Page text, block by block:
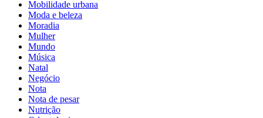
Mobilidade urbana
Moda e beleza
Moradia
Mulher
Mundo
Música
Natal
Negócio
Nota
Nota de pesar
Nutrição